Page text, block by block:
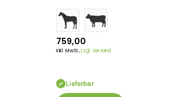
759,00
Inkl. MwSt.,zzgl. Versand
Lieferbar